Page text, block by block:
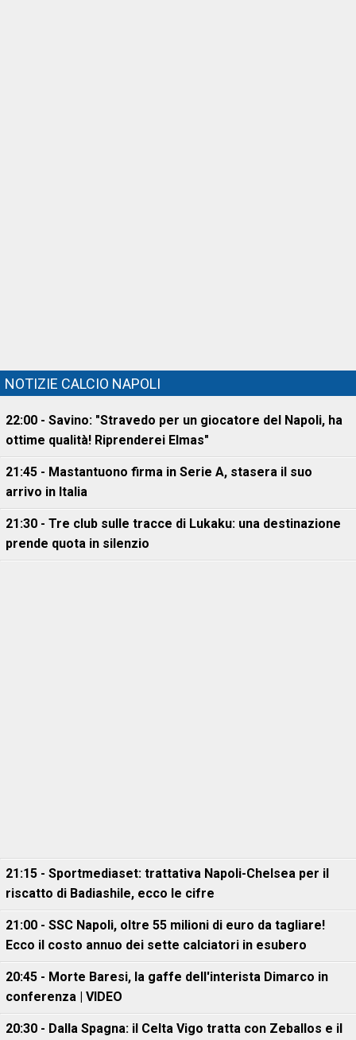
NOTIZIE CALCIO NAPOLI
22:00 - Savino: "Stravedo per un giocatore del Napoli, ha
ottime qualità! Riprenderei Elmas"
21:45 - Mastantuono firma in Serie A, stasera il suo
arrivo in Italia
21:30 - Tre club sulle tracce di Lukaku: una destinazione
prende quota in silenzio
21:15 - Sportmediaset: trattativa Napoli-Chelsea per il
riscatto di Badiashile, ecco le cifre
21:00 - SSC Napoli, oltre 55 milioni di euro da tagliare!
Ecco il costo annuo dei sette calciatori in esubero
20:45 - Morte Baresi, la gaffe dell'interista Dimarco in
conferenza | VIDEO
20:30 - Dalla Spagna: il Celta Vigo tratta con Zeballos e il